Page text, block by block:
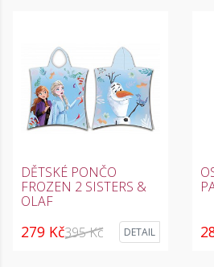
DĚTSKÉ PONČO
FROZEN 2 SISTERS &
OLAF
279 Kč395 Kč DETAIL